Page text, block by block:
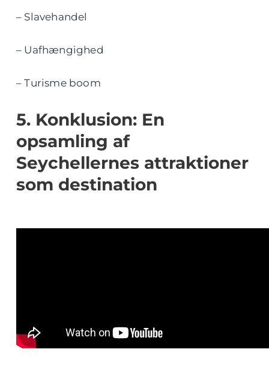
– Slavehandel
– Uafhængighed
– Turisme boom
5. Konklusion: En
opsamling af
Seychellernes attraktioner
som destination